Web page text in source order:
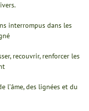
interrompus dans les
recouvrir, renforcer les
l’âme, des lignées et du